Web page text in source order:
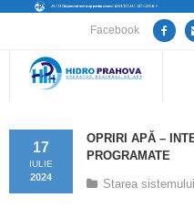
Facebook
Despre noi
OPRIRI APĂ –
PROGRAMATE
17
IULIE
2024 Starea sistemului